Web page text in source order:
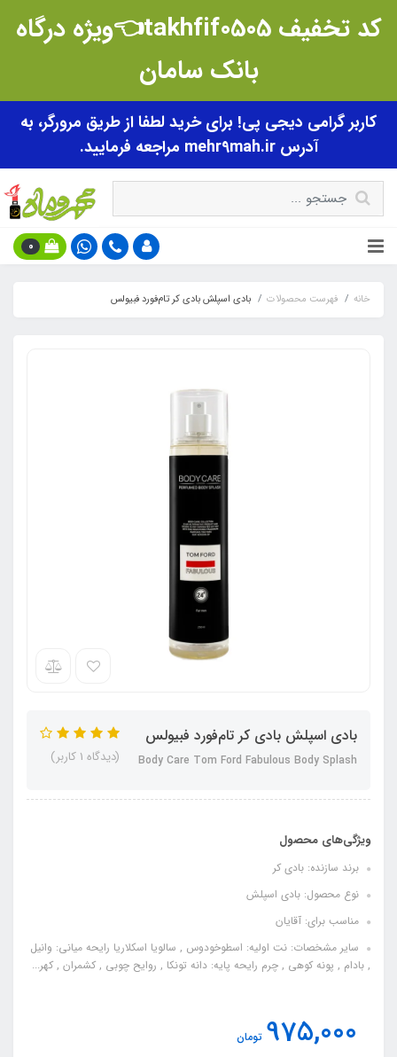
کد تخفیف takhfif0505👈ویژه درگاه
بانک سامان
کاربر گرامی دیجی پی! برای خرید لطفا از طریق مرورگر، به
آدرس mehr9mah.ir مراجعه فرمایید.
0
خانه فهرست محصولات بادی اسپلش بادی کر تام‌فورد فبیولس
بادی اسپلش بادی کر تام‌فورد فبیولس
Body Care Tom Ford Fabulous Body Splash (دیدگاه 1 کاربر)
ویژگی‌های محصول
برند سازنده: بادی کر
نوع محصول: بادی اسپلش
مناسب برای: آقایان
سایر مشخصات: نت اولیه: اسطوخودوس , سالویا اسکلاریا رایحه میانی: وانیل
, بادام , پونه کوهی , چرم رایحه پایه: دانه تونکا , روایح چوبی , کشمران , کهر...
975,000 تومان